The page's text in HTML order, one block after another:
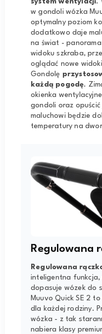
system wentylacji.
w gondoli wózka
optymalny poziom
dodatkowo daje
na świat -
widoku szkraba,
oglądać nowe
Gondolę
każdą pogodę.
okienka
gondoli oraz
maluchowi będzie
temperatury na
Regulowana
Regulowana
inteligentna funkcja,
dopasuje wózek do
Muuvo Quick SE 2
dla każdej rodziny.
wózka - z tak
nabiera klasy